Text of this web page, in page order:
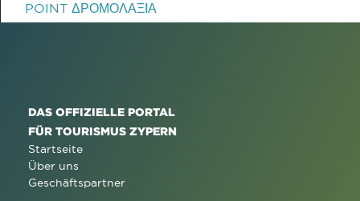
POINT ΔΡΟΜΟΛΑΞΙΑ
DAS OFFIZIELLE PORTAL
FÜR TOURISMUS ZYPERN
Startseite
Über uns
Geschäftspartner